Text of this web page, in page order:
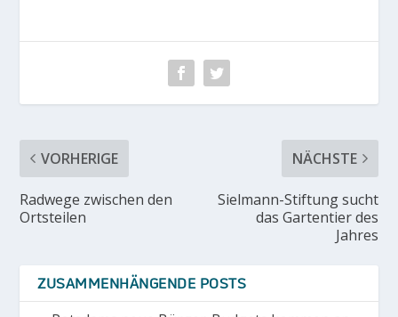
VORHERIGE
Radwege zwischen den
Ortsteilen
NÄCHSTE
Sielmann-Stiftung sucht
das Gartentier des
Jahres
ZUSAMMENHÄNGENDE POSTS